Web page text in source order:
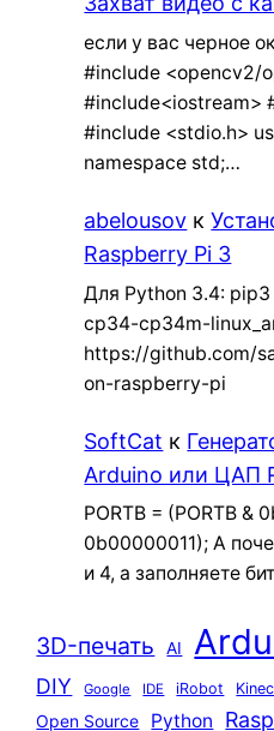
если у вас черное
#include <opencv2/
#include<iostream>
#include <stdio.h>
namespace std;…
abelousov к
Raspberry Pi 3
Для Python 3.4:
cp34-cp34m-
https://github.com/
on-raspberry-pi
SoftCat к
Arduino или ЦАП
PORTB = (PORTB &
0b00000011); А
и 4, а заполняете
3D-печать AI
DIY Google IDE iRobot
Open Source Python